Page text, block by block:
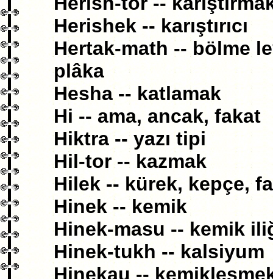
Herishek -- karıştırıcı
Hertak-math -- bölme
plâka
Hesha -- katlamak
Hi -- ama, ancak, fakat
Hiktra -- yazı tipi
Hil-tor -- kazmak
Hilek -- kürek, kepçe,
Hinek -- kemik
Hinek-masu -- kemik
Hinek-tukh -- kalsiyum
Hinekau --